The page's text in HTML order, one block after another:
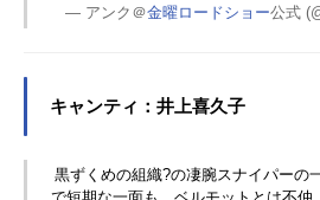
— アンク＠金曜ロードショー公式
キャンティ：井上喜久子
黒ずくめの組織?の凄腕スナイパーの